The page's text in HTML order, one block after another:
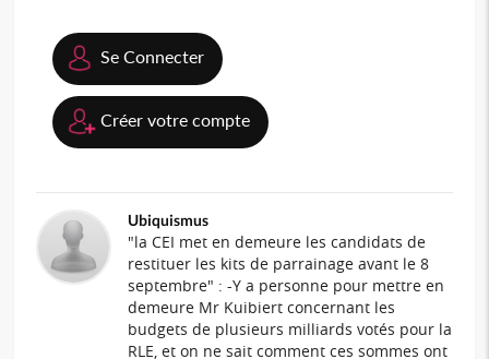
Se Connecter
Créer votre compte
Ubiquismus
"la CEI met en demeure les candidats de
restituer les kits de parrainage avant le 8
septembre" : -Y a personne pour mettre en
demeure Mr Kuibiert concernant les
budgets de plusieurs milliards votés pour la
RLE, et on ne sait comment ces sommes ont